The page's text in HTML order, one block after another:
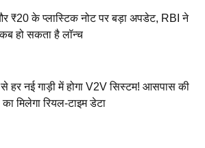
₹20 के प्लास्टिक नोट पर बड़ा अपडेट, RBI ने
कब हो सकता है लॉन्च
हर नई गाड़ी में होगा V2V सिस्टम! आसपास की
का मिलेगा रियल-टाइम डेटा